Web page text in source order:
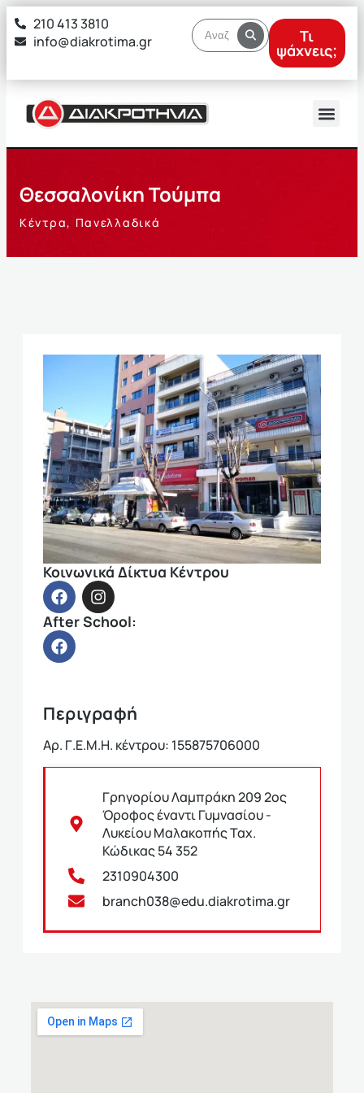
στο
περιεχόμενο
210 413 3810
info@diakrotima.gr
Τι
ψάχνεις;
Θεσσαλονίκη Τούμπα
Κέντρα, Πανελλαδικά
Κοινωνικά Δίκτυα Κέντρου
After School:
Περιγραφή
Αρ. Γ.Ε.Μ.Η. κέντρου: 155875706000
Γρηγορίου Λαμπράκη 209 2ος
Όροφος έναντι Γυμνασίου -
Λυκείου Μαλακοπής Ταχ.
Κώδικας 54 352
2310904300
branch038@edu.diakrotima.gr